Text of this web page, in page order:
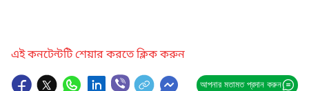
এই কনটেন্টটি শেয়ার করতে ক্লিক করুন
আপনার মতামত প্রদান করুন